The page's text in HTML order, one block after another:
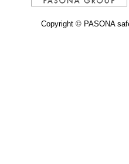
Copyright © PASONA